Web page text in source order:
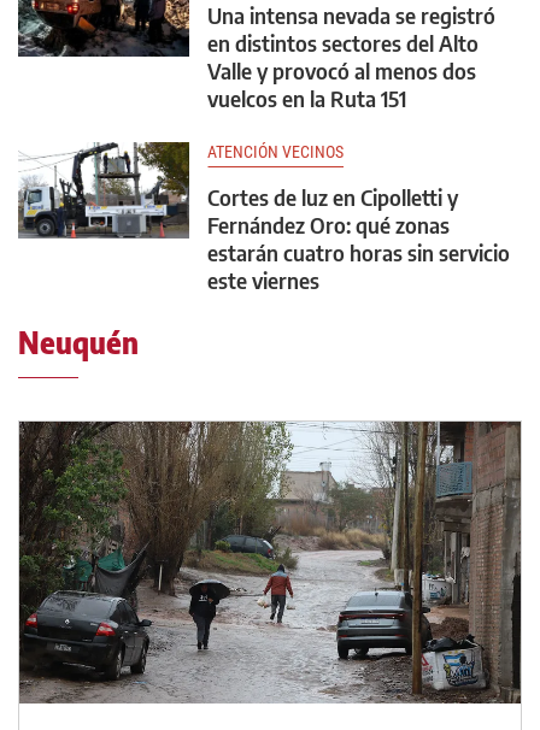
Una intensa nevada se registró
en distintos sectores del Alto
Valle y provocó al menos dos
vuelcos en la Ruta 151
ATENCIÓN VECINOS
Cortes de luz en Cipolletti y
Fernández Oro: qué zonas
estarán cuatro horas sin servicio
este viernes
Neuquén